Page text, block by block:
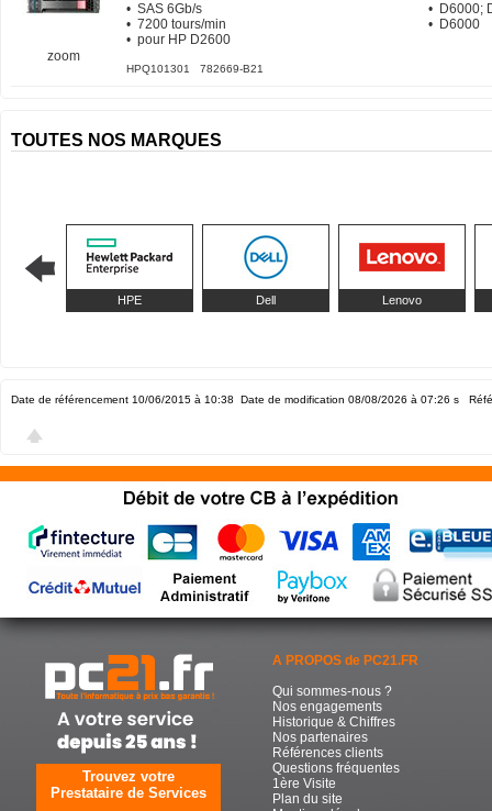
zoom
• SAS 6Gb/s
• 7200 tours/min
• pour HP D2600
• D6000;
• D6000
HPQ101301 782669-B21
TOUTES NOS MARQUES
HPE Dell Lenovo
Date de référencement 10/06/2015 à 10:38 Date de modification 08/08/2026 à 07:26 s
Trouvez votre
Prestataire de Services
A PROPOS de PC21.FR
Qui sommes-nous ?
Nos engagements
Historique & Chiffres
Nos partenaires
Références clients
Questions fréquentes
1ère Visite
Plan du site